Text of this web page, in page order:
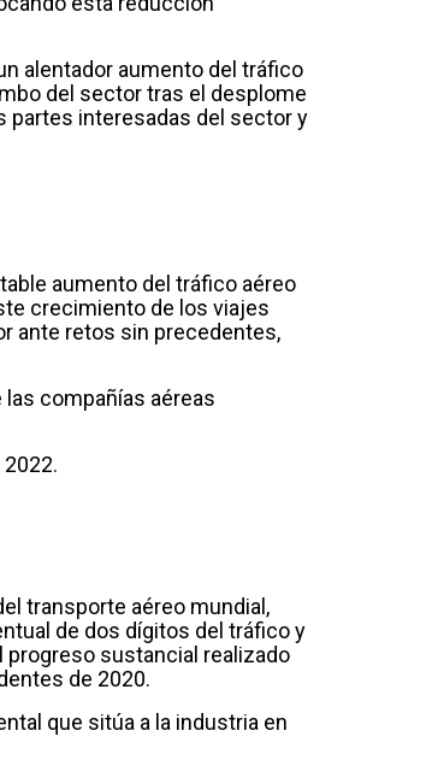
alentador aumento del tráfico
del sector tras el desplome
partes interesadas del sector y
aumento del tráfico aéreo
crecimiento de los viajes
ante retos sin precedentes,
compañías aéreas
transporte aéreo mundial,
de dos dígitos del tráfico y
progreso sustancial realizado
de 2020.
que sitúa a la industria en